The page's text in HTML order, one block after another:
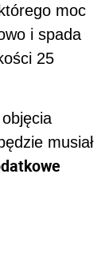
moc
i spada
25
musiał